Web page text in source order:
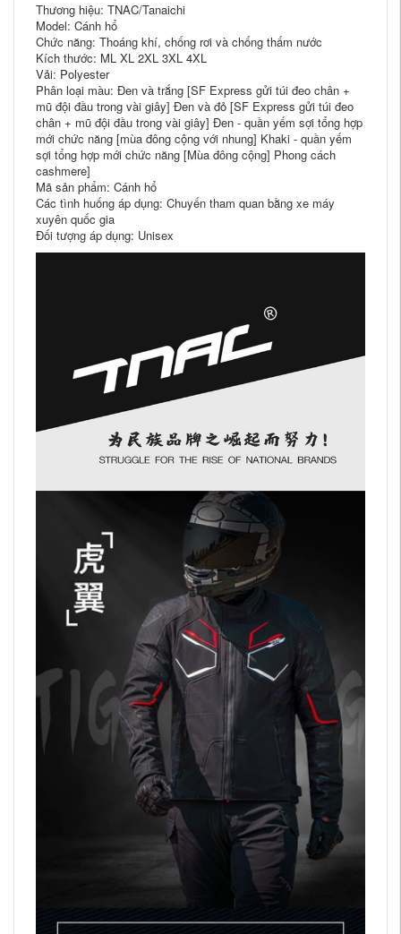
Thương hiệu: TNAC/Tanaichi
Model: Cánh hổ
Chức năng: Thoáng khí, chống rơi và chống thấm nước
Kích thước: ML XL 2XL 3XL 4XL
Vải: Polyester
Phân loại màu: Đen và trắng [SF Express gửi túi đeo chân +
mũ đội đầu trong vài giây] Đen và đỏ [SF Express gửi túi đeo
chân + mũ đội đầu trong vài giây] Đen - quần yếm sợi tổng hợp
mới chức năng [mùa đông cộng với nhung] Khaki - quần yếm
sợi tổng hợp mới chức năng [Mùa đông cộng] Phong cách
cashmere]
Mã sản phẩm: Cánh hổ
Các tình huống áp dụng: Chuyến tham quan bằng xe máy
xuyên quốc gia
Đối tượng áp dụng: Unisex